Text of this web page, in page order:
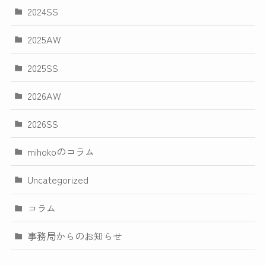
2024SS
2025AW
2025SS
2026AW
2026SS
mihokoのコラム
Uncategorized
コラム
事務局からのお知らせ